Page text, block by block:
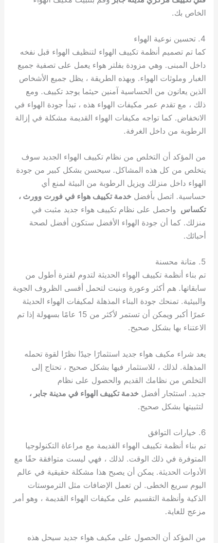
الخاص بك.
4. تحسين نوعية الهواء
كما تم تصميم أنظمة تكييف الهواء لتنظيف الهواء قبل نفخه
داخل المبنى. وهي مزودة بفلتر هواء يعمل على تصفية جميع
الغبار وملوثات الهواء. وبهذه الطريقة ، يظل جميع الأشخاص
الذين يعانون من الحساسية آمنين حيثما يوجد تكييف. ومع
ذلك ، مع تقدم عمر مكيفات الهواء هذه ، تبدأ جودة الهواء في
الانخفاض. كما تواجه مكيفات الهواء القديمة مشكلة في إزالة
الرطوبة من داخل الغرفة.
من المؤكد أن التخلص من نظام تكييف الهواء الجديد سوف
يتخلص من كل هذه المشاكل. سيحسن بشكل كبير من جودة
الهواء داخل منزلك ويزيل الرطوبة من البيئة لمنع أي
حساسية. اتصل بأفضلخدمة تكييف هواء في فورت وورث ،
تكساس واحصل على نظام تكييف هواء جديد مثبت في
منزلك. كما أن جودة الهواء الأفضل ستكون أفضل لصحة
أحبائك.
5. متانة محسنة
تم بناء أنظمة تكييف الهواء الحديثة لتدوم لفترة أطول من
سابقاتها. هم أكثر وعورة وبنيت لتحمل أقسى الظروف الجوية
والبيئية. تمنحك جودة البناء المذهلة لمكيفات الهواء الحديثة
عمرًا أكبر ويمكن أن تستمر لأكثر من 15 عامًا بسهولة إذا تم
الاعتناء بها بشكل صحيح.
يعد شراء مكيف هواء جديد استثمارًا جيدًا نظرًا لقوة تحمله
المذهلة. لذلك ، للاستثمار فيها بشكل صحيح ، تحتاج إلى
التخلص من نظامك القديم والحصول على نظام
جديد. استئجار أفضلخدمة تكييف الهواء في مدينة جابر ،
لتثبيتها بشكل صحيح.
6. خيارات التوافق
تم بناء أنظمة تكييف الهواء القديمة مع مراعاة التكنولوجيا
المتوفرة في ذلك الوقت. لذلك ، فهي ليست متوافقة حقًا مع
الأدوات الحديثة. يمكن أن يصبح هذا مشكلة حقيقية في عالم
اليوم سريع الخطى. لن تعمل الإضافات مثل الترموستات
الذكية وأنظمة التقسيم على مكيفات الهواء القديمة ، وهو أمر
مزعج للغاية.
من المؤكد أن الحصول على مكيف هواء جديد سيحل هذه